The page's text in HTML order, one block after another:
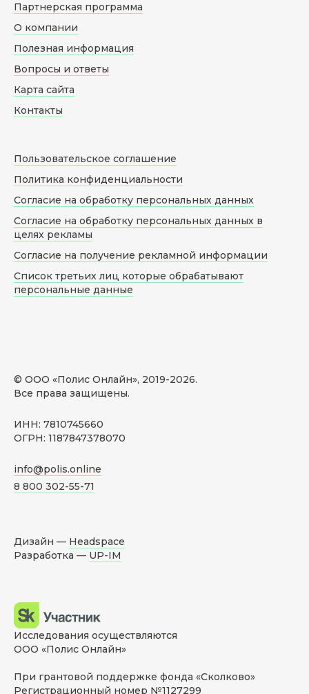
© ООО «Полис Онлайн», 2019-2026.
Все права защищены.
ИНН: 7810745660
ОГРН: 1187847378070
info@polis.online
8 800 302-55-71
Партнерская программа
О компании
Полезная информация
Вопросы и ответы
Карта сайта
Контакты
Пользовательское соглашение
Политика конфиденциальности
Согласие на обработку персональных данных
Согласие на обработку персональных данных в
целях рекламы
Согласие на получение рекламной информации
Список третьих лиц которые обрабатывают
персональные данные
Дизайн — Headspace
Разработка — UP-IM
Исследования осуществляются
ООО «Полис Онлайн»
При грантовой поддержке фонда «Сколково»
Регистрационный номер №1127299